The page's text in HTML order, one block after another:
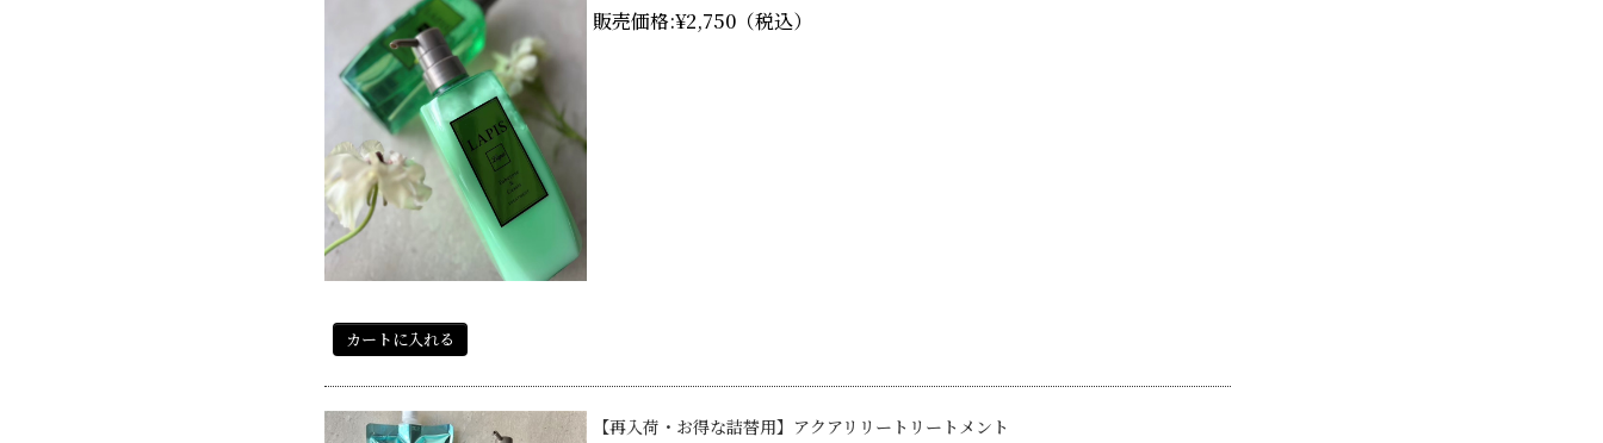
販売価格:¥2,750 （税込）
カートに入れる
【再入荷・お得な詰替用】アクアリリートリートメント